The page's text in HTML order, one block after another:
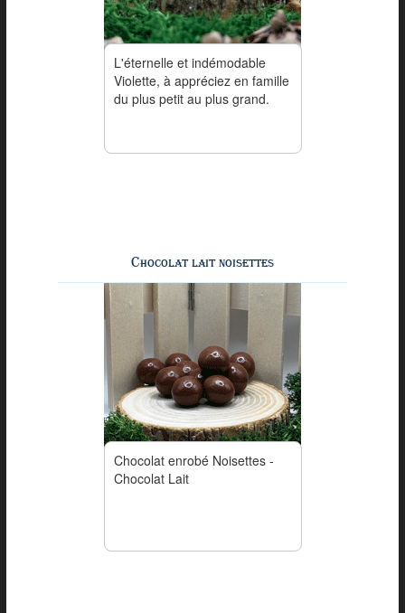
L'éternelle et indémodable
Violette, à appréciez en famille
du plus petit au plus grand.
Chocolat lait noisettes
Chocolat enrobé Noisettes -
Chocolat Lait